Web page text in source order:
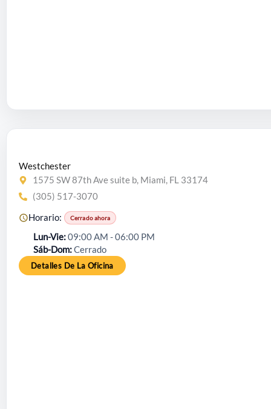
Westchester
1575 SW 87th Ave suite b, Miami, FL 33174
(305) 517-3070
Horario: Cerrado ahora
Lun-Vie 09:00 AM - 06:00 PM
Sáb-Dom Cerrado
Detalles De La Oficina